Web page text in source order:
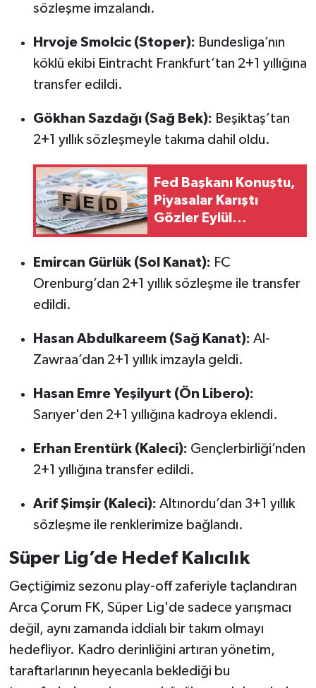
sözleşme imzalandı.
Hrvoje Smolcic (Stoper): Bundesliga’nın
köklü ekibi Eintracht Frankfurt’tan 2+1 yıllığına
transfer edildi.
Gökhan Sazdağı (Sağ Bek): Beşiktaş’tan
2+1 yıllık sözleşmeyle takıma dahil oldu.
Fed Başkanı Konuştu,
Piyasalar Karıştı
Gözler Eylül
Kararında
Emircan Gürlük (Sol Kanat): FC
Orenburg’dan 2+1 yıllık sözleşme ile transfer
edildi.
Hasan Abdulkareem (Sağ Kanat): Al-
Zawraa’dan 2+1 yıllık imzayla geldi.
Hasan Emre Yeşilyurt (Ön Libero):
Sarıyer'den 2+1 yıllığına kadroya eklendi.
Erhan Erentürk (Kaleci): Gençlerbirliği’nden
2+1 yıllığına transfer edildi.
Arif Şimşir (Kaleci): Altınordu’dan 3+1 yıllık
sözleşme ile renklerimize bağlandı.
Süper Lig’de Hedef Kalıcılık
Geçtiğimiz sezonu play-off zaferiyle taçlandıran
Arca Çorum FK, Süper Lig'de sadece yarışmacı
değil, aynı zamanda iddialı bir takım olmayı
hedefliyor. Kadro derinliğini artıran yönetim,
taraftarlarının heyecanla beklediği bu